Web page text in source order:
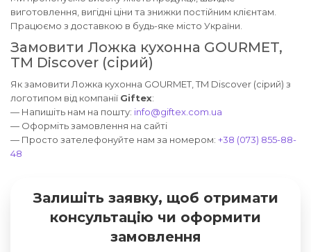
виготовлення, вигідні ціни та знижки постійним клієнтам.
Працюємо з доставкою в будь-яке місто України.
Замовити Ложка кухонна GOURMET,
TM Discover (сірий)
Як замовити Ложка кухонна GOURMET, TM Discover (сірий) з
логотипом від компанії Giftex:
— Напишіть нам на пошту: info@giftex.com.ua
— Оформіть замовлення на сайті
— Просто зателефонуйте нам за номером: +38 (073) 855-88-
48
Залишіть заявку, щоб отримати
консультацію чи оформити
замовлення